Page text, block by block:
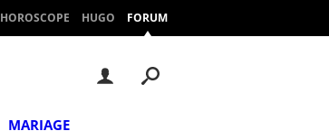
HOROSCOPE HUGO FORUM
MARIAGE